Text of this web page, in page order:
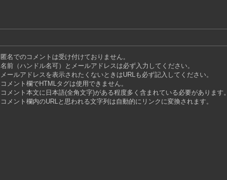
匿名でのコメントは受け付けておりません。
名前（ハンドル名可）とメールアドレスは必ず入力してください。
メールアドレスを表示されたくないときはURLも必ず記入してください。
コメント欄でHTMLタグは使用できません。
コメント本文に日本語(全角文字)がある程度多く含まれている必要があります。
コメント欄内のURLと思われる文字列は自動的にリンクに変換されます。